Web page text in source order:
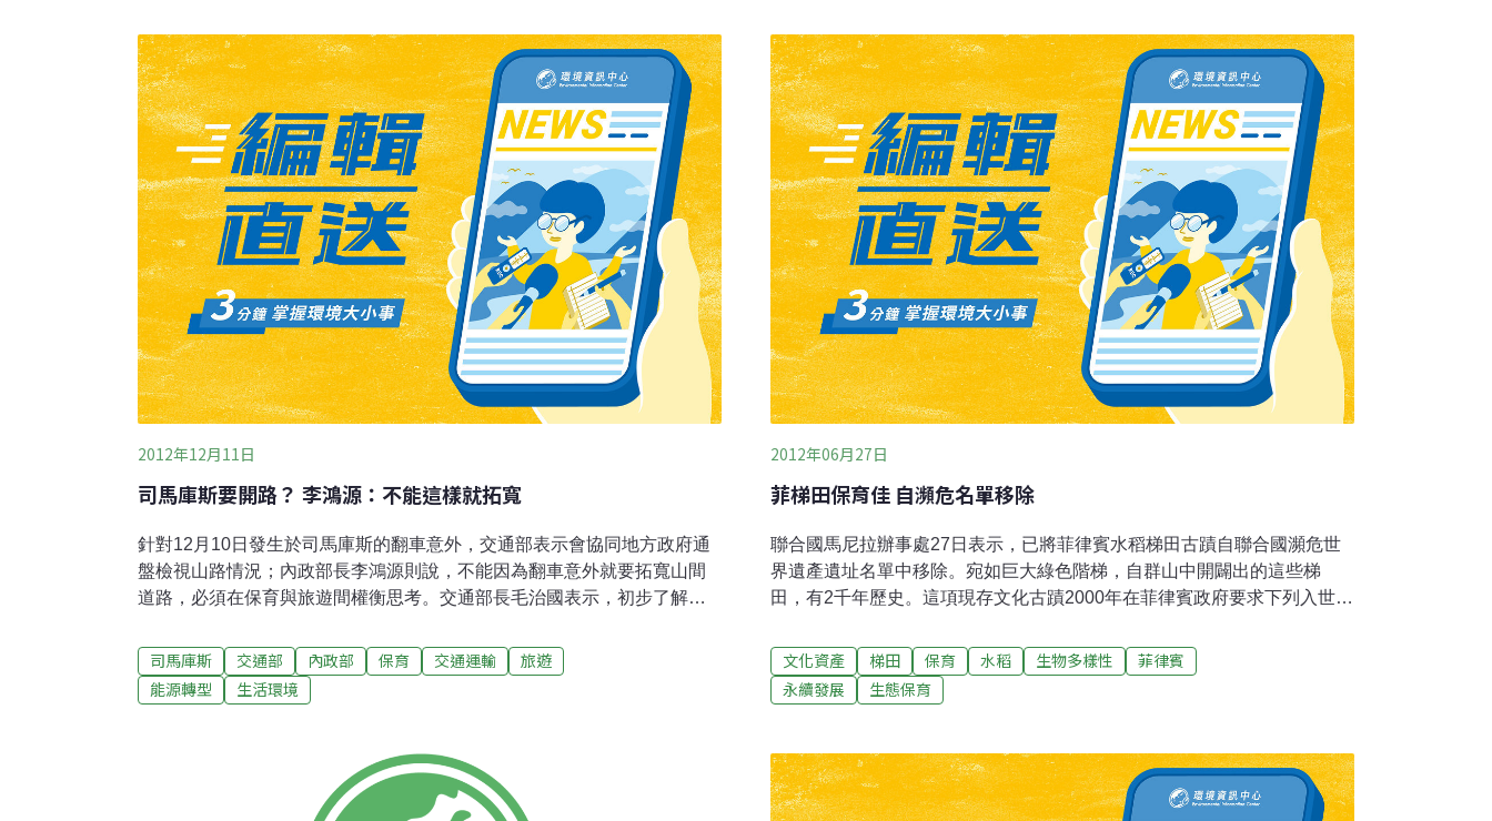
依作業規範，占用土地就一定要排除，若不砍樹恐產生圖利他人的嫌疑，
人員只是依法行事；他們也回應居民對不造林的指控，指出再過1個月左
右，將開始種植台灣櫸、光蠟樹等造林樹種，強調非單一樹種的森林，對
自然生態更有益。
科學、應用、情感、文化等不同角度來認識海洋，並進而愛護海洋。為保
護海洋生態和防治汙染，高雄市海洋局每年都開設海洋汙染防治專業訓練
班，邀集軍、產、官、學等人員參訓，講授海洋汙染防治及處理應變經
驗，並模擬實際油汙染發生狀況演訓。
2012年12月11日
司馬庫斯要開路？ 李鴻源：不能這樣就拓寬
針對12月10日發生於司馬庫斯的翻車意外，交通部表示會協同地方政府通
盤檢視山路情況；內政部長李鴻源則說，不能因為翻車意外就要拓寬山間
道路，必須在保育與旅遊間權衡思考。交通部長毛治國表示，初步了解駕
最近會針對路況通盤檢視。「我們公路局對哪些山路不能走大巴、中巴都
有規定，但這次意外的這條是鄉道，所以意外原因可能與最近天候，以及
下雨時間長有關。在這次不幸的車禍後，我們會協同地方政府對山路部分
斯是很漂亮的旅遊勝地，但旅遊安全程度相對不高。「司馬庫斯是非常漂
亮的地方，但相對的，也是旅遊安全不高的地方，但也不能因為這樣就把
司馬庫斯 交通部 內政部 保育 交通運輸
旅遊
能源轉型
生活環境
2012年06月27日
菲梯田保育佳 自瀕危名單移除
聯合國馬尼拉辦事處27日表示，已將菲律賓水稻梯田古蹟自聯合國瀕危世
界遺產遺址名單中移除。宛如巨大綠色階梯，自群山中開闢出的這些梯
田，有2千年歷史。這項現存文化古蹟2000年在菲律賓政府要求下列入世界
聯合國新聞辦公室在聲明中指出：「兩項行動順利進行，使這處歷史悠久
的高地稻田得以保存。」聯合國教育、科學、文化組織（UNESCO）表
示，已提供15萬3200美元援助菲國的稻田保育工作。據指這些梯田受到濫
夫高省（Ifugao）人民梯田建造傳統而將這些梯田列入世界遺產。這些梯田
面積橫跨北部科迪勒拉斯（Cordilleras）5鎮。巴拿威鎮（Banaue）鎮長
達利波（Jerry Dalipog）表示，巴拿威準備花4個月時間，在年底前完成巴
文化資產 梯田 保育 水稻 生物多樣性
菲律賓
永續發展
生態保育